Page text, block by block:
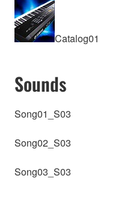
Catalog01
Sounds
Song01_S03
Song02_S03
Song03_S03